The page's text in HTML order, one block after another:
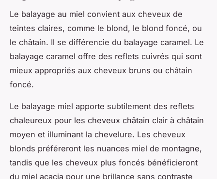
Le balayage au miel convient aux cheveux de
teintes claires, comme le blond, le blond foncé, ou
le châtain. Il se différencie du balayage caramel. Le
balayage caramel offre des reflets cuivrés qui sont
mieux appropriés aux cheveux bruns ou châtain
foncé.
Le balayage miel apporte subtilement des reflets
chaleureux pour les cheveux châtain clair à châtain
moyen et illuminant la chevelure. Les cheveux
blonds préféreront les nuances miel de montagne,
tandis que les cheveux plus foncés bénéficieront
du miel acacia pour une brillance sans contraste